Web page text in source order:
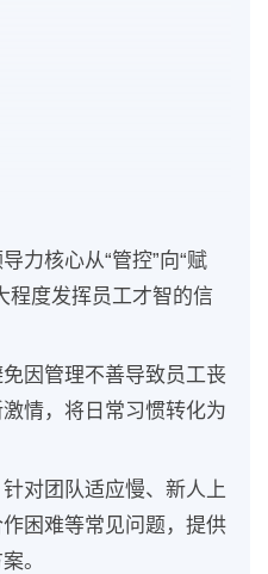
力核心从“管控”向“赋
程度发挥员工才智的信
因管理不善导致员工丧
情，将日常习惯转化为
针对团队适应慢、新人上
困难等常见问题，提供
。